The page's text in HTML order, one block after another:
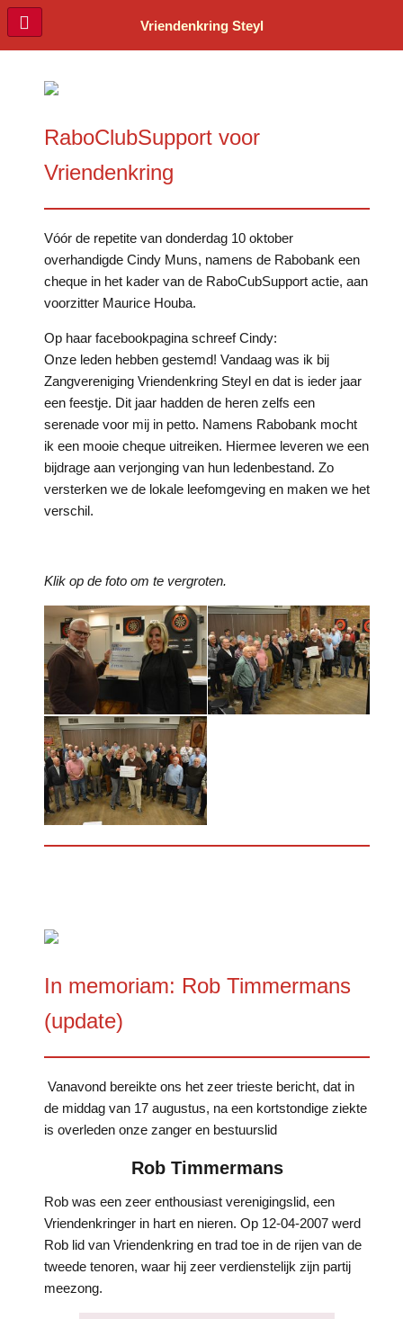
Vriendenkring Steyl
RaboClubSupport voor
Vriendenkring
Vóór de repetite van donderdag 10 oktober
overhandigde Cindy Muns, namens de Rabobank een
cheque in het kader van de RaboCubSupport actie, aan
voorzitter Maurice Houba.
Op haar facebookpagina schreef Cindy:
Onze leden hebben gestemd! Vandaag was ik bij
Zangvereniging Vriendenkring Steyl en dat is ieder jaar
een feestje. Dit jaar hadden de heren zelfs een
serenade voor mij in petto. Namens Rabobank mocht
ik een mooie cheque uitreiken. Hiermee leveren we een
bijdrage aan verjonging van hun ledenbestand. Zo
versterken we de lokale leefomgeving en maken we het
verschil.
Klik op de foto om te vergroten.
In memoriam: Rob Timmermans
(update)
Vanavond bereikte ons het zeer trieste bericht, dat in
de middag van 17 augustus, na een kortstondige ziekte
is overleden onze zanger en bestuurslid
Rob Timmermans
Rob was een zeer enthousiast verenigingslid, een
Vriendenkringer in hart en nieren. Op 12-04-2007 werd
Rob lid van Vriendenkring en trad toe in de rijen van de
tweede tenoren, waar hij zeer verdienstelijk zijn partij
meezong.